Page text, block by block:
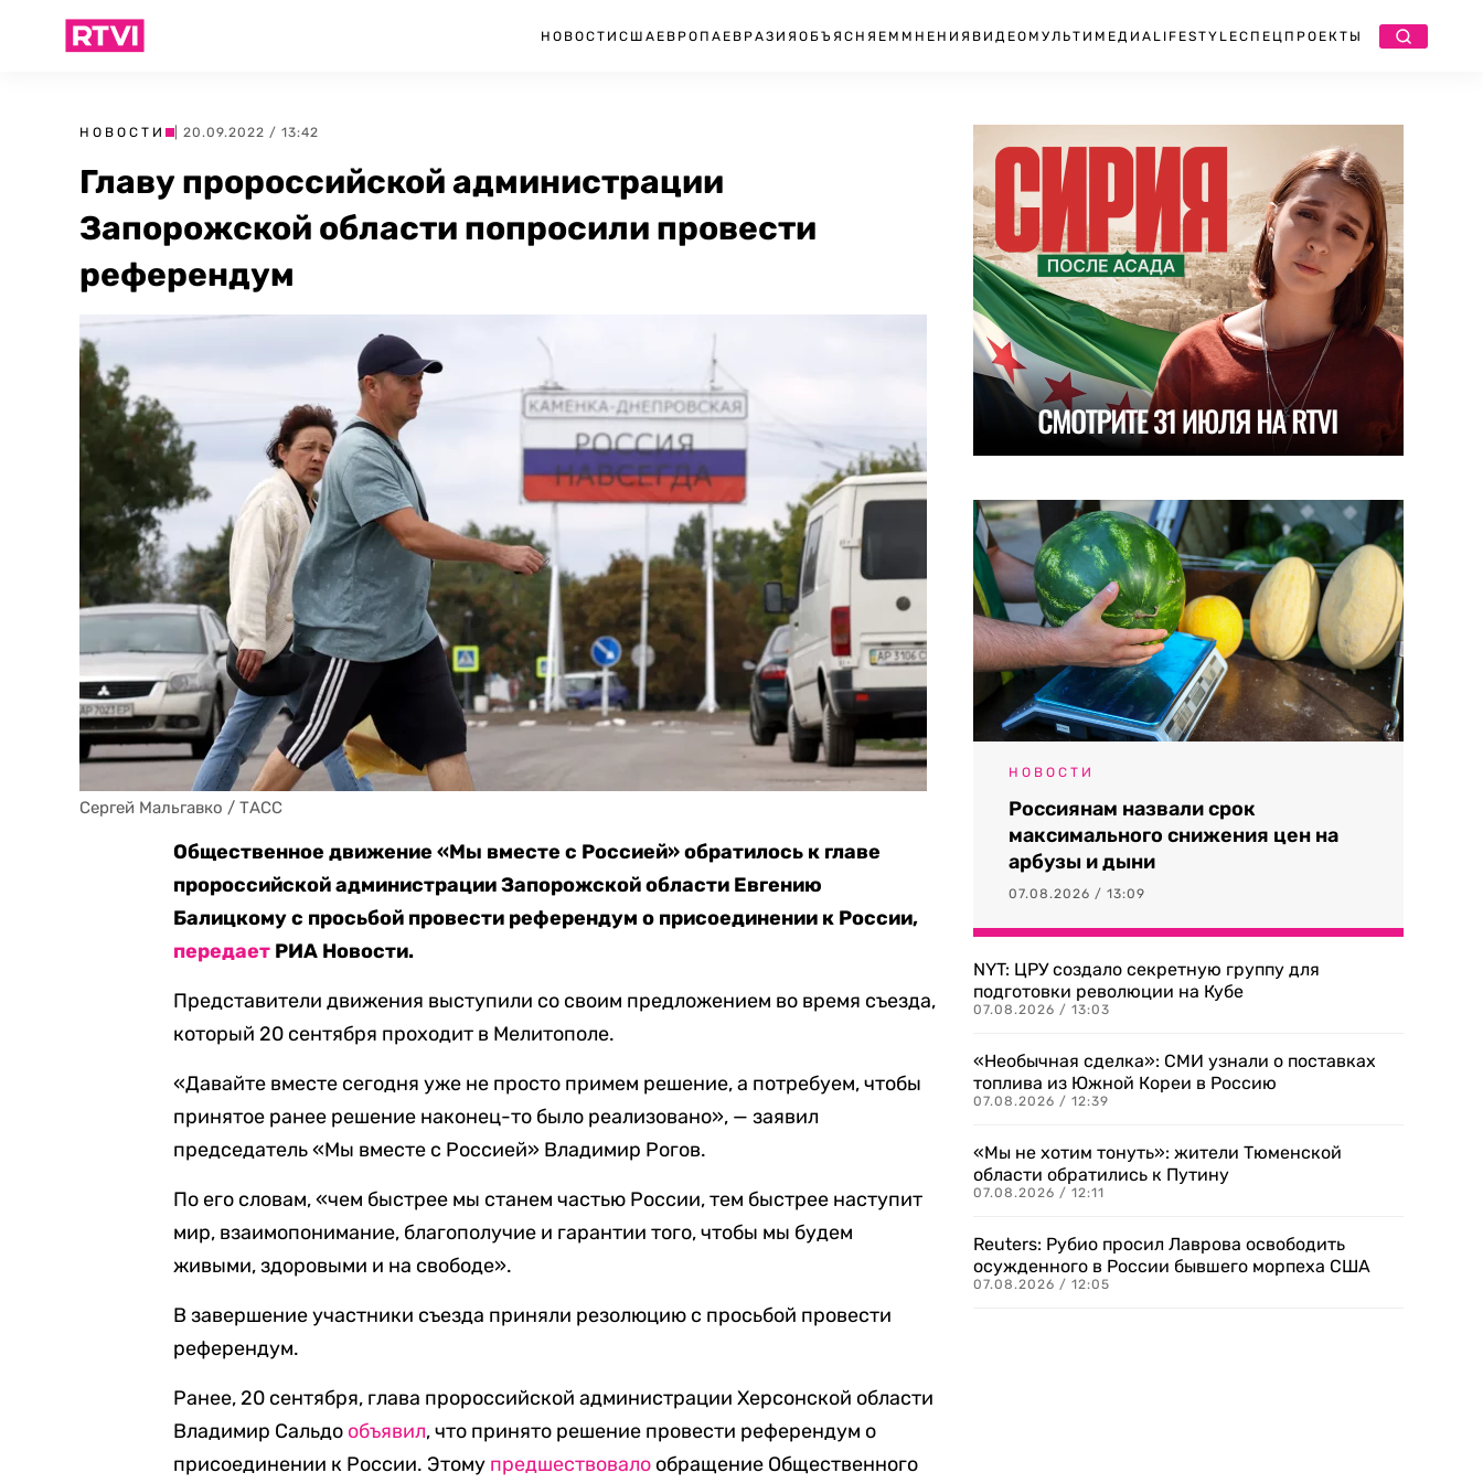
НОВОСТИ США ЕВРОПА ЕВРАЗИЯ ОБЪЯСНЯЕМ МНЕНИЯ ВИДЕО МУЛЬТИМЕДИА LIFESTYLEСПЕЦПРОЕКТЫ
НОВОСТИ | 20.09.2022 / 13:42
Главу пророссийской администрации
Запорожской области попросили провести
референдум
Сергей Мальгавко / ТАСС
Общественное движение «Мы вместе с Россией» обратилось к главе
пророссийской администрации Запорожской области Евгению
Балицкому с просьбой провести референдум о присоединении к России,
передает РИА Новости.
Представители движения выступили со своим предложением во время съезда,
который 20 сентября проходит в Мелитополе.
«Давайте вместе сегодня уже не просто примем решение, а потребуем, чтобы
принятое ранее решение наконец-то было реализовано», — заявил
председатель «Мы вместе с Россией» Владимир Рогов.
По его словам, «чем быстрее мы станем частью России, тем быстрее наступит
мир, взаимопонимание, благополучие и гарантии того, чтобы мы будем
живыми, здоровыми и на свободе».
В завершение участники съезда приняли резолюцию с просьбой провести
референдум.
Ранее, 20 сентября, глава пророссийской администрации Херсонской области
Владимир Сальдо объявил, что принято решение провести референдум о
присоединении к России. Этому предшествовало обращение Общественного
НОВОСТИ
Россиянам назвали срок
максимального снижения цен на
арбузы и дыни
07.08.2026 / 13:09
NYT: ЦРУ создало секретную группу для
подготовки революции на Кубе
07.08.2026 / 13:03
«Необычная сделка»: СМИ узнали о поставках
топлива из Южной Кореи в Россию
07.08.2026 / 12:39
«Мы не хотим тонуть»: жители Тюменской
области обратились к Путину
07.08.2026 / 12:11
Reuters: Рубио просил Лаврова освободить
осужденного в России бывшего морпеха США
07.08.2026 / 12:05